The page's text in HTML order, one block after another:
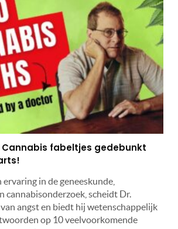
Cannabis fabeltjes gedebunkt
in de geneeskunde,
cannabisonderzoek, scheidt Dr.
angst en biedt hij wetenschappelijk
op 10 veelvoorkomende